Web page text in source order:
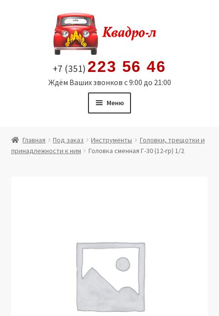
содержимому
+7 (351) 223 56 46
Ждём Ваших звонков с 9:00 до 21:00
Меню
Витрина
Юридические данные
Главная Под заказ Инструменты
Головки, трещотки и
принадлежности к ним
Головка сменная Г-30 (12-гр) 1/2